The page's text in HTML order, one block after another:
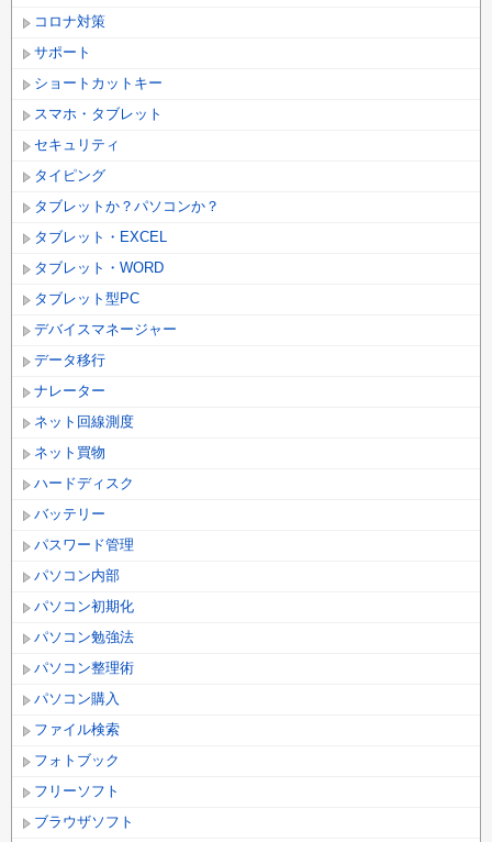
コロナ対策
サポート
ショートカットキー
スマホ・タブレット
セキュリティ
タイピング
タブレットか？パソコンか？
タブレット・EXCEL
タブレット・WORD
タブレット型PC
デバイスマネージャー
データ移行
ナレーター
ネット回線測度
ネット買物
ハードディスク
バッテリー
パスワード管理
パソコン内部
パソコン初期化
パソコン勉強法
パソコン整理術
パソコン購入
ファイル検索
フォトブック
フリーソフト
ブラウザソフト